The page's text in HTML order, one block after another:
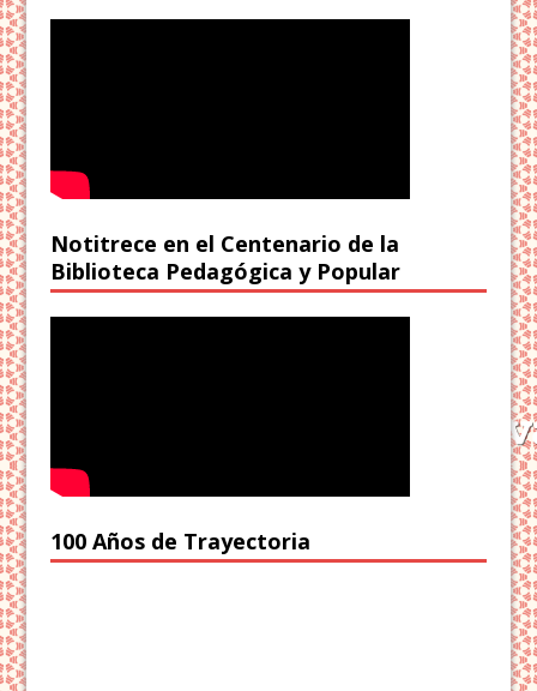
Notitrece en el Centenario de la
Biblioteca Pedagógica y Popular
100 Años de Trayectoria